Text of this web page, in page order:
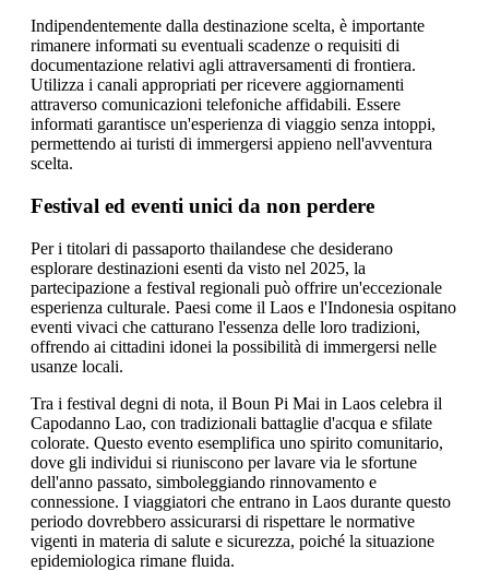
Indipendentemente dalla destinazione scelta, è importante
rimanere informati su eventuali scadenze o requisiti di
documentazione relativi agli attraversamenti di frontiera.
Utilizza i canali appropriati per ricevere aggiornamenti
attraverso comunicazioni telefoniche affidabili. Essere
informati garantisce un'esperienza di viaggio senza intoppi,
permettendo ai turisti di immergersi appieno nell'avventura
scelta.
Festival ed eventi unici da non perdere
Per i titolari di passaporto thailandese che desiderano
esplorare destinazioni esenti da visto nel 2025, la
partecipazione a festival regionali può offrire un'eccezionale
esperienza culturale. Paesi come il Laos e l'Indonesia ospitano
eventi vivaci che catturano l'essenza delle loro tradizioni,
offrendo ai cittadini idonei la possibilità di immergersi nelle
usanze locali.
Tra i festival degni di nota, il Boun Pi Mai in Laos celebra il
Capodanno Lao, con tradizionali battaglie d'acqua e sfilate
colorate. Questo evento esemplifica uno spirito comunitario,
dove gli individui si riuniscono per lavare via le sfortune
dell'anno passato, simboleggiando rinnovamento e
connessione. I viaggiatori che entrano in Laos durante questo
periodo dovrebbero assicurarsi di rispettare le normative
vigenti in materia di salute e sicurezza, poiché la situazione
epidemiologica rimane fluida.